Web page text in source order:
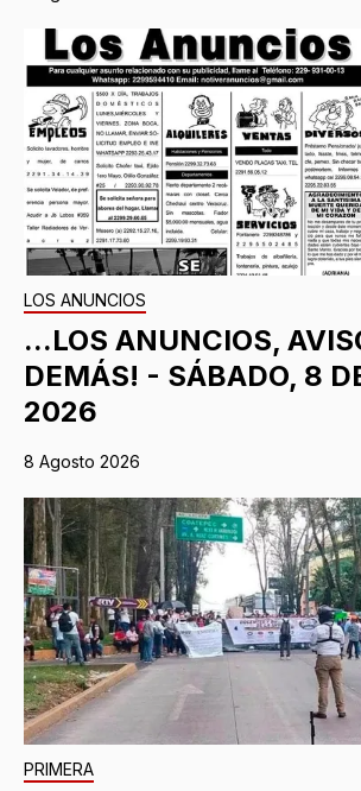
LOS ANUNCIOS
...LOS ANUNCIOS,
DEMÁS! - SÁBADO, 8
2026
8 Agosto 2026
PRIMERA